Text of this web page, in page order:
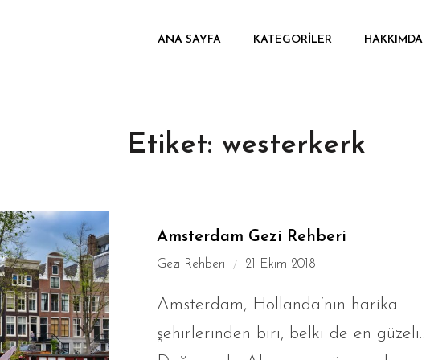
ANA SAYFA KATEGORILER HAKKIMDA
Etiket: westerkerk
Amsterdam Gezi Rehberi
Gezi Rehberi 21 Ekim 2018
Amsterdam, Hollanda’nın harika
şehirlerinden biri, belki de en